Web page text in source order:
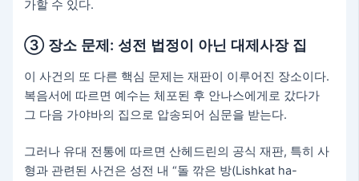
가할 수 있다.
③ 장소 문제: 성전 법정이 아닌 대제사장 집
이 사건의 또 다른 핵심 문제는 재판이 이루어진 장소이다.
복음서에 따르면 예수는 체포된 후 안나스에게로 갔다가
그 다음 가야바의 집으로 압송되어 심문을 받는다.
그러나 유대 전통에 따르면 산헤드린의 공식 재판, 특히 사
형과 관련된 사건은 성전 내 “돌 깎은 방(Lishkat ha-